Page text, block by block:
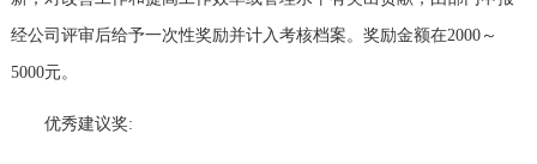
经公司评审后给予一次性奖励并计入考核档案。奖励金额在2000～
5000元。
优秀建议奖: